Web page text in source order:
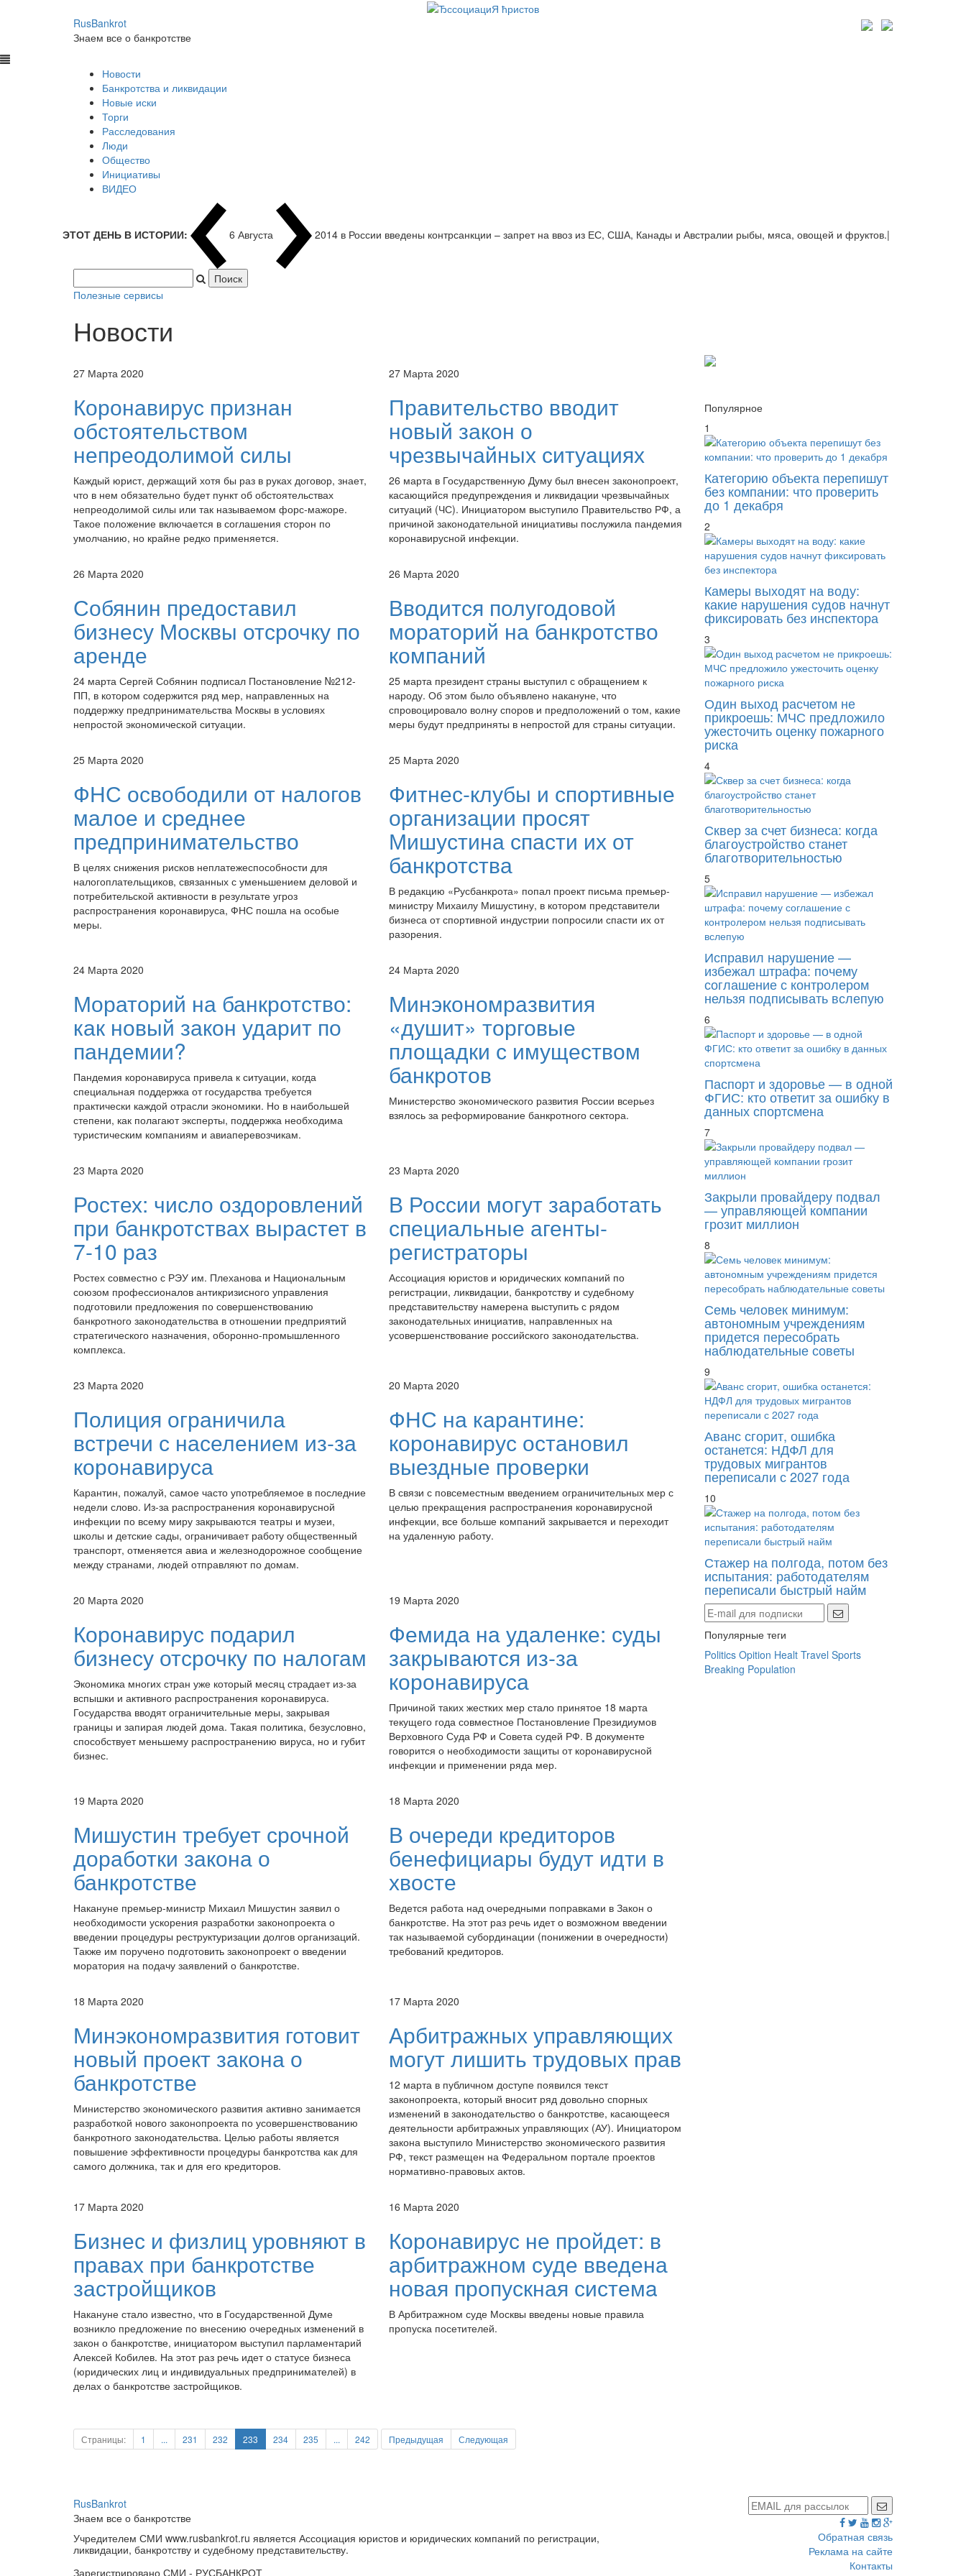
RusBankrot
Знаем все о банкротстве
Новости
Банкротства и ликвидации
Новые иски
Торги
Расследования
Люди
Общество
Инициативы
ВИДЕО
ЭТОТ ДЕНЬ В ИСТОРИИ: 6 Августа 2014 в России введены контрсанкции – запрет на ввоз из ЕС, США, Канады и Австралии рыбы, мяса, овощей и фруктов.|
Полезные сервисы
Новости
27 Марта 2020
Коронавирус признан
обстоятельством
непреодолимой силы
Каждый юрист, держащий хотя бы раз в руках договор, знает,
что в нем обязательно будет пункт об обстоятельствах
непреодолимой силы или так называемом форс-мажоре.
Такое положение включается в соглашения сторон по
умолчанию, но крайне редко применяется.
27 Марта 2020
Правительство вводит
новый закон о
чрезвычайных ситуациях
26 марта в Государственную Думу был внесен законопроект,
касающийся предупреждения и ликвидации чрезвычайных
ситуаций (ЧС). Инициатором выступило Правительство РФ, а
причиной законодательной инициативы послужила пандемия
коронавирусной инфекции.
26 Марта 2020
Собянин предоставил
бизнесу Москвы отсрочку по
аренде
24 марта Сергей Собянин подписал Постановление №212-
ПП, в котором содержится ряд мер, направленных на
поддержку предпринимательства Москвы в условиях
непростой экономической ситуации.
26 Марта 2020
Вводится полугодовой
мораторий на банкротство
компаний
25 марта президент страны выступил с обращением к
народу. Об этом было объявлено накануне, что
спровоцировало волну споров и предположений о том, какие
меры будут предприняты в непростой для страны ситуации.
25 Марта 2020
ФНС освободили от налогов
малое и среднее
предпринимательство
В целях снижения рисков неплатежеспособности для
налогоплательщиков, связанных с уменьшением деловой и
потребительской активности в результате угроз
распространения коронавируса, ФНС пошла на особые
меры.
25 Марта 2020
Фитнес-клубы и спортивные
организации просят
Мишустина спасти их от
банкротства
В редакцию «Русбанкрота» попал проект письма премьер-
министру Михаилу Мишустину, в котором представители
бизнеса от спортивной индустрии попросили спасти их от
разорения.
24 Марта 2020
Мораторий на банкротство:
как новый закон ударит по
пандемии?
Пандемия коронавируса привела к ситуации, когда
специальная поддержка от государства требуется
практически каждой отрасли экономики. Но в наибольшей
степени, как полагают эксперты, поддержка необходима
туристическим компаниям и авиаперевозчикам.
24 Марта 2020
Минэкономразвития
«душит» торговые
площадки с имуществом
банкротов
Министерство экономического развития России всерьез
взялось за реформирование банкротного сектора.
23 Марта 2020
Ростех: число оздоровлений
при банкротствах вырастет в
7-10 раз
Ростех совместно с РЭУ им. Плеханова и Национальным
союзом профессионалов антикризисного управления
подготовили предложения по совершенствованию
банкротного законодательства в отношении предприятий
стратегического назначения, оборонно-промышленного
комплекса.
23 Марта 2020
В России могут заработать
специальные агенты-
регистраторы
Ассоциация юристов и юридических компаний по
регистрации, ликвидации, банкротству и судебному
представительству намерена выступить с рядом
законодательных инициатив, направленных на
усовершенствование российского законодательства.
23 Марта 2020
Полиция ограничила
встречи с населением из-за
коронавируса
Карантин, пожалуй, самое часто употребляемое в последние
недели слово. Из-за распространения коронавирусной
инфекции по всему миру закрываются театры и музеи,
школы и детские сады, ограничивает работу общественный
транспорт, отменяется авиа и железнодорожное сообщение
между странами, людей отправляют по домам.
20 Марта 2020
ФНС на карантине:
коронавирус остановил
выездные проверки
В связи с повсеместным введением ограничительных мер с
целью прекращения распространения коронавирусной
инфекции, все больше компаний закрывается и переходит
на удаленную работу.
20 Марта 2020
Коронавирус подарил
бизнесу отсрочку по налогам
Экономика многих стран уже который месяц страдает из-за
вспышки и активного распространения коронавируса.
Государства вводят ограничительные меры, закрывая
границы и запирая людей дома. Такая политика, безусловно,
способствует меньшему распространению вируса, но и губит
бизнес.
19 Марта 2020
Фемида на удаленке: суды
закрываются из-за
коронавируса
Причиной таких жестких мер стало принятое 18 марта
текущего года совместное Постановление Президиумов
Верховного Суда РФ и Совета судей РФ. В документе
говорится о необходимости защиты от коронавирусной
инфекции и применении ряда мер.
19 Марта 2020
Мишустин требует срочной
доработки закона о
банкротстве
Накануне премьер-министр Михаил Мишустин заявил о
необходимости ускорения разработки законопроекта о
введении процедуры реструктуризации долгов организаций.
Также им поручено подготовить законопроект о введении
моратория на подачу заявлений о банкротстве.
18 Марта 2020
В очереди кредиторов
бенефициары будут идти в
хвосте
Ведется работа над очередными поправками в Закон о
банкротстве. На этот раз речь идет о возможном введении
так называемой субординации (понижении в очередности)
требований кредиторов.
18 Марта 2020
Минэкономразвития готовит
новый проект закона о
банкротстве
Министерство экономического развития активно занимается
разработкой нового законопроекта по усовершенствованию
банкротного законодательства. Целью работы является
повышение эффективности процедуры банкротства как для
самого должника, так и для его кредиторов.
17 Марта 2020
Арбитражных управляющих
могут лишить трудовых прав
12 марта в публичном доступе появился текст
законопроекта, который вносит ряд довольно спорных
изменений в законодательство о банкротстве, касающееся
деятельности арбитражных управляющих (АУ). Инициатором
закона выступило Министерство экономического развития
РФ, текст размещен на Федеральном портале проектов
нормативно-правовых актов.
17 Марта 2020
Бизнес и физлиц уровняют в
правах при банкротстве
застройщиков
Накануне стало известно, что в Государственной Думе
возникло предложение по внесению очередных изменений в
закон о банкротстве, инициатором выступил парламентарий
Алексей Кобилев. На этот раз речь идет о статусе бизнеса
(юридических лиц и индивидуальных предпринимателей) в
делах о банкротстве застройщиков.
16 Марта 2020
Коронавирус не пройдет: в
арбитражном суде введена
новая пропускная системa
В Арбитражном суде Москвы введены новые правила
пропуска посетителей.
Страницы: 1 ... 231 232 233 234 235 ... 242 Предыдущая Следующая
Популярное
1
Категорию объекта перепишут
без компании: что проверить
до 1 декабря
2
Камеры выходят на воду:
какие нарушения судов начнут
фиксировать без инспектора
3
Один выход расчетом не
прикроешь: МЧС предложило
ужесточить оценку пожарного
риска
4
Сквер за счет бизнеса: когда
благоустройство станет
благотворительностью
5
Исправил нарушение —
избежал штрафа: почему
соглашение с контролером
нельзя подписывать вслепую
6
Паспорт и здоровье — в одной
ФГИС: кто ответит за ошибку в
данных спортсмена
7
Закрыли провайдеру подвал
— управляющей компании
грозит миллион
8
Семь человек минимум:
автономным учреждениям
придется пересобрать
наблюдательные советы
9
Аванс сгорит, ошибка
останется: НДФЛ для
трудовых мигрантов
переписали с 2027 года
10
Стажер на полгода, потом без
испытания: работодателям
переписали быстрый найм
Популярные теги
Politics Opition Healt Travel Sports
Breaking Population
RusBankrot
Знаем все о банкротстве
Учредителем СМИ www.rusbankrot.ru является Ассоциация юристов и юридических компаний по регистрации,
ликвидации, банкротству и судебному представительству.
Зарегистрировано СМИ - РУСБАНКРОТ
Обратная связь
Реклама на сайте
Контакты